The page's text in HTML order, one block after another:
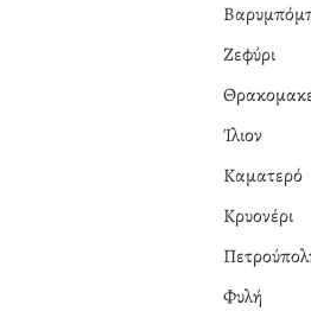
Ζεφύρι
Ίλιον
Καματερό
Κρυονέρι
Φυλή